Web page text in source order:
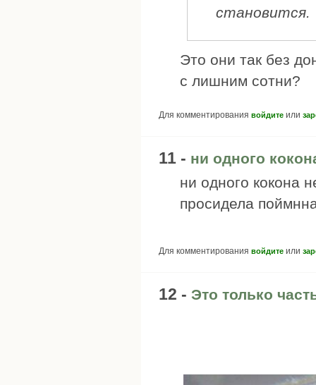
становится.
Это они так без
с лишним сотни?
Для комментирования войдите или
11 - ни одного
ни одного кокона
просидела
Для комментирования войдите или
12 - Это только